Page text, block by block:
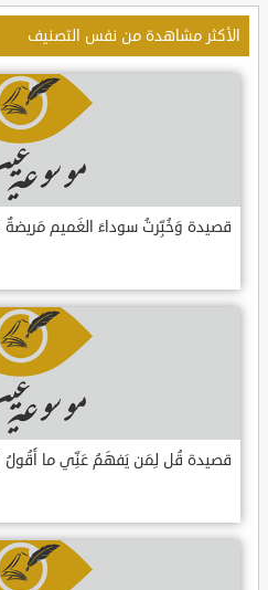
الأكثر مشاهدة من نفس التصنيف
قصيدة وَخُبِّرتُ سوداءَ الغَميم مَريضةٌ
قصيدة قُل لِمَن يَفهَمُ عَنِّي ما أَقُولُ